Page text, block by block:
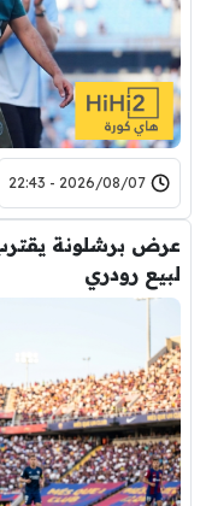
2026/08/07 - 22:43
عرض برشلونة
لبيع رودري